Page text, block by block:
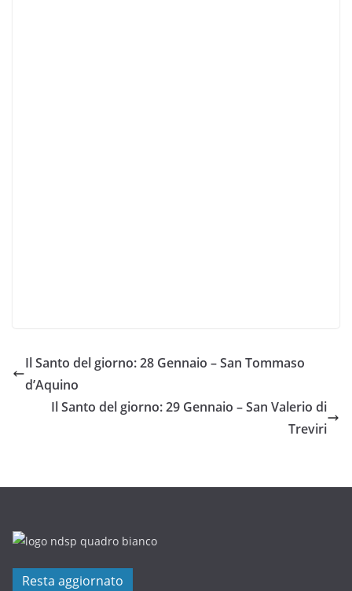
Il Santo del giorno: 28 Gennaio – San Tommaso
d’Aquino
Il Santo del giorno: 29 Gennaio – San Valerio di
Treviri
Resta aggiornato